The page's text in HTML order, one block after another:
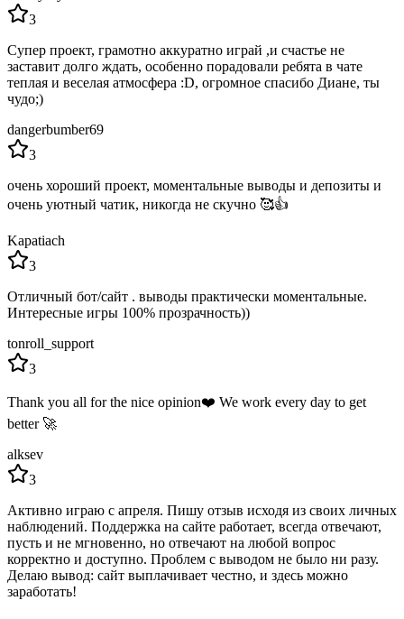
3
Супер проект, грамотно аккуратно играй ,и счастье не
заставит долго ждать, особенно порадовали ребята в чате
теплая и веселая атмосфера :D, огромное спасибо Диане, ты
чудо;)
dangerbumber69
3
очень хороший проект, моментальные выводы и депозиты и
очень уютный чатик, никогда не скучно 🥰👍
Kapatiach
3
Отличный бот/сайт . выводы практически моментальные.
Интересные игры 100% прозрачность))
tonroll_support
3
Thank you all for the nice opinion❤️ We work every day to get
better 🚀
alksev
3
Активно играю с апреля. Пишу отзыв исходя из своих личных
наблюдений. Поддержка на сайте работает, всегда отвечают,
пусть и не мгновенно, но отвечают на любой вопрос
корректно и доступно. Проблем с выводом не было ни разу.
Делаю вывод: сайт выплачивает честно, и здесь можно
заработать!